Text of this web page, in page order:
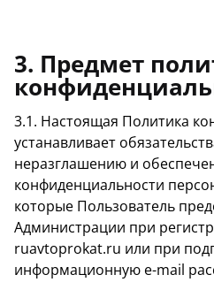
3. Предмет
3.1. Настоящая Политика
устанавливает
неразглашению и
конфиденциальности
которые Пользователь
Администрации при
ruavtoprokat.ru или при
информационную e-mail